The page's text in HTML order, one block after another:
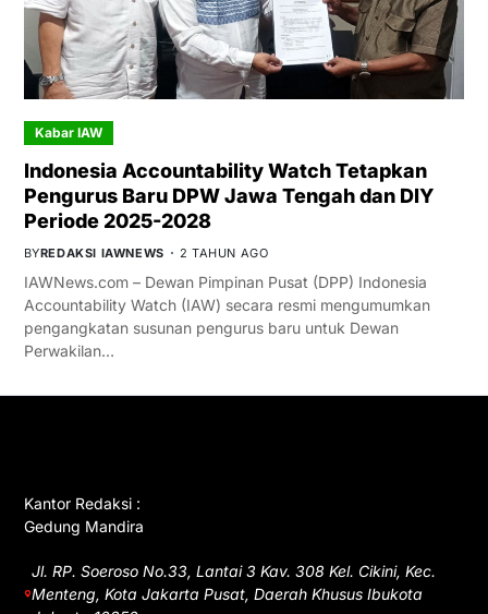
Kabar IAW
Indonesia Accountability Watch Tetapkan
Pengurus Baru DPW Jawa Tengah dan DIY
Periode 2025-2028
BYREDAKSI IAWNEWS 2 TAHUN AGO
IAWNews.com – Dewan Pimpinan Pusat (DPP) Indonesia
Accountability Watch (IAW) secara resmi mengumumkan
pengangkatan susunan pengurus baru untuk Dewan
Perwakilan…
Kantor Redaksi :
Gedung Mandira
Jl. RP. Soeroso No.33, Lantai 3 Kav. 308 Kel. Cikini, Kec.
Menteng, Kota Jakarta Pusat, Daerah Khusus Ibukota